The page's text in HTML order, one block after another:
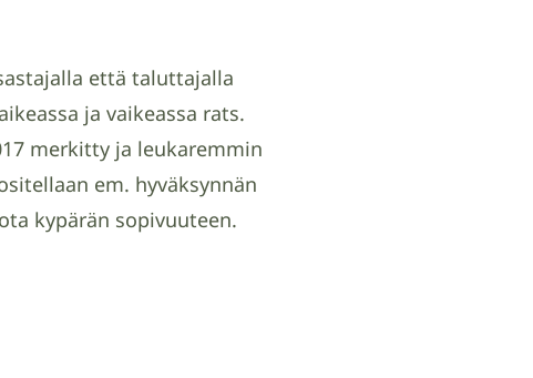
että taluttajalla
ja vaikeassa rats.
merkitty ja leukaremmin
em. hyväksynnän
kypärän sopivuuteen.